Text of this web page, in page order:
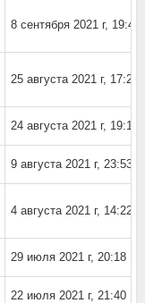
8 сентября 2021 г, 19:48
25 августа 2021 г, 17:20
24 августа 2021 г, 19:14
9 августа 2021 г, 23:53
4 августа 2021 г, 14:22
29 июля 2021 г, 20:18
22 июля 2021 г, 21:40